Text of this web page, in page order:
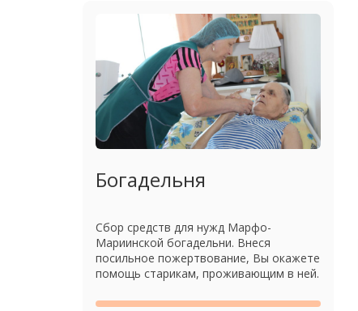
Богадельня
Сбор средств для нужд Марфо-
Мариинской богадельни. Внеся
посильное пожертвование, Вы окажете
помощь старикам, проживающим в ней.